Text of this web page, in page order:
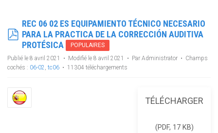
PDF
REC 06 02 ES EQUIPAMIENTO TÉCNICO NECESARIO
PARA LA PRACTICA DE LA CORRECCIÓN AUDITIVA
PROTÉSICA
POPULAIRES
Publié le 8 avril 2021
Modifié le 8 avril 2021 Par Administrator
Champs
cochés : 06-02 tc06 11304 téléchargements
TÉLÉCHARGER
(PDF, 17 KB)